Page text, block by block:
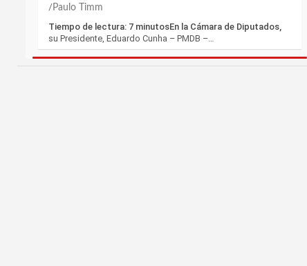
Paulo Timm
Tiempo de lectura: 7 minutosEn la Cámara de Diputados,
su Presidente, Eduardo Cunha – PMDB –…